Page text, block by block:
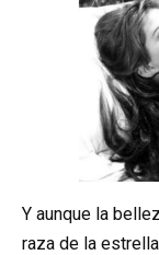
Y aunque la
raza de la